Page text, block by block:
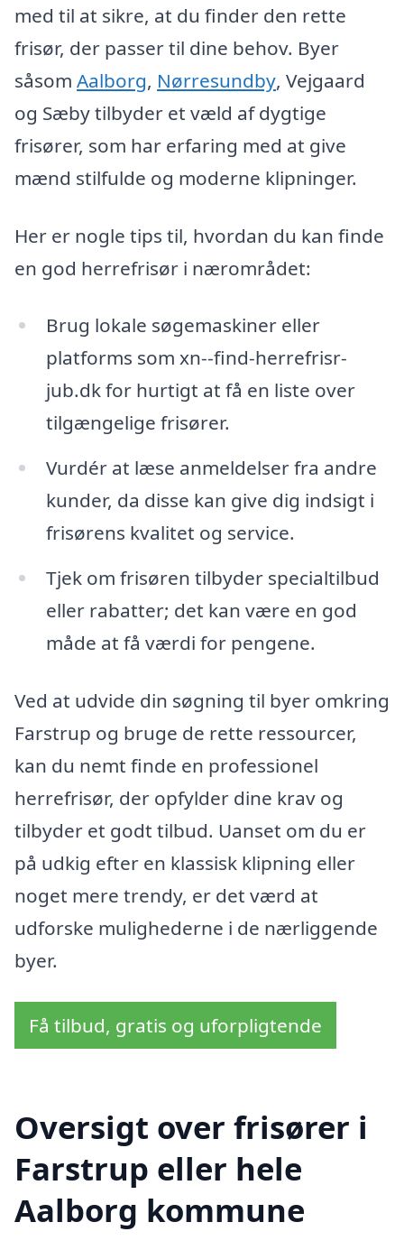
med til at sikre, at du finder den rette
frisør, der passer til dine behov. Byer
såsom Aalborg, Nørresundby, Vejgaard
og Sæby tilbyder et væld af dygtige
frisører, som har erfaring med at give
mænd stilfulde og moderne klipninger.
Her er nogle tips til, hvordan du kan finde
en god herrefrisør i nærområdet:
Brug lokale søgemaskiner eller
platforms som xn--find-herrefrisr-
jub.dk for hurtigt at få en liste over
tilgængelige frisører.
Vurdér at læse anmeldelser fra andre
kunder, da disse kan give dig indsigt i
frisørens kvalitet og service.
Tjek om frisøren tilbyder specialtilbud
eller rabatter; det kan være en god
måde at få værdi for pengene.
Ved at udvide din søgning til byer omkring
Farstrup og bruge de rette ressourcer,
kan du nemt finde en professionel
herrefrisør, der opfylder dine krav og
tilbyder et godt tilbud. Uanset om du er
på udkig efter en klassisk klipning eller
noget mere trendy, er det værd at
udforske mulighederne i de nærliggende
byer.
Få tilbud, gratis og uforpligtende
Oversigt over frisører i
Farstrup eller hele
Aalborg kommune